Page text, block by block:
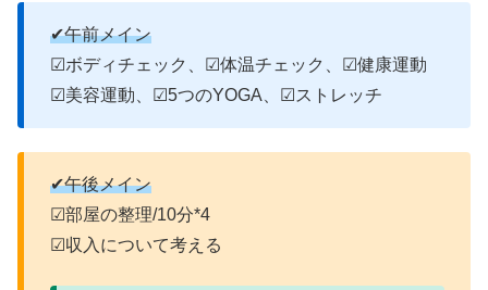
✔午前メイン
☑ボディチェック、☑体温チェック、☑健康運動
☑美容運動、☑5つのYOGA、☑ストレッチ
✔午後メイン
☑部屋の整理/10分*4
☑収入について考える